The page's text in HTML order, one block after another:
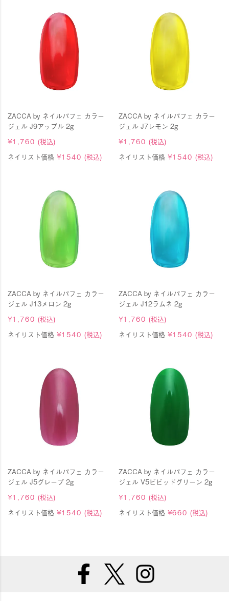
ZACCA by ネイルパフェ カラー
ジェル J9アップル 2g
¥1,760 (税込)
ネイリスト価格 ¥1540 (税込)
ZACCA by ネイルパフェ カラー
ジェル J7レモン 2g
¥1,760 (税込)
ネイリスト価格 ¥1540 (税込)
ZACCA by ネイルパフェ カラー
ジェル J13メロン 2g
¥1,760 (税込)
ネイリスト価格 ¥1540 (税込)
ZACCA by ネイルパフェ カラー
ジェル J12ラムネ 2g
¥1,760 (税込)
ネイリスト価格 ¥1540 (税込)
ZACCA by ネイルパフェ カラー
ジェル J5グレープ 2g
¥1,760 (税込)
ネイリスト価格 ¥1540 (税込)
ZACCA by ネイルパフェ カラー
ジェル V5ビビッドグリーン 2g
¥1,760 (税込)
ネイリスト価格 ¥660 (税込)